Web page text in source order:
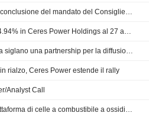
Ceres Power Holdings plc annuncia la conclusione del mandato del Consigliere non esecutivo Trine Borum Bojsen, con effetto dal 14 maggio 2026
Covalis Capital detiene una quota del 4.94% in Ceres Power Holdings al 27 aprile, secondo un filing
Ceres Power Holdings: Delta e Centrica siglano una partnership per la diffusione delle SOFC in Regno Unito ed Europa
rialzo, Ceres Power estende il rally
Analyst Call
Ceres Power Holdings plc lancia la piattaforma di celle a combustibile a ossidi solidi Ceres Endura